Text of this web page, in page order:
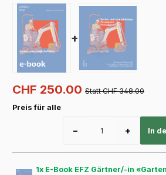
+
CHF 250.00 Statt CHF 348.00
Preis für alle
− + In
1x E-Book EFZ Gärtner/-in